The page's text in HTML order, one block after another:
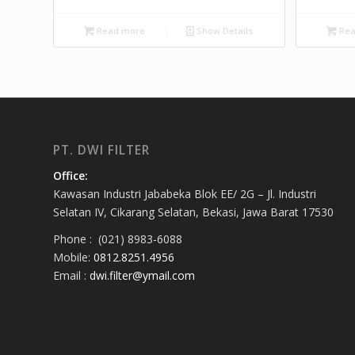
Read more Show Details
PT. DWI FILTER
Office:
Kawasan Industri Jababeka Blok EE/ 2G – Jl. Industri
Selatan IV, Cikarang Selatan, Bekasi, Jawa Barat 17530
Phone : (021) 8983-6088
Mobile: 0812.8251.4956
Email : dwi.filter@ymail.com